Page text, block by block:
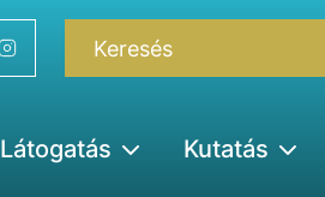
Látogatás Kutatás